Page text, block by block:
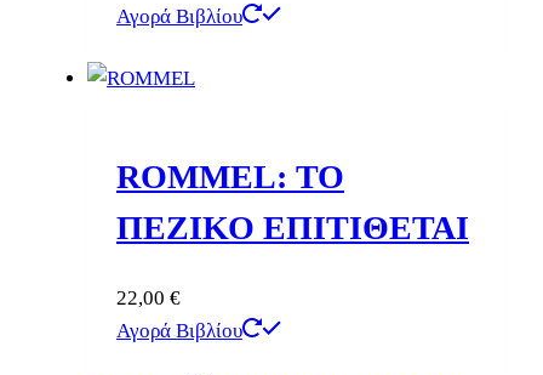
Αγορά Βιβλίου
ROMMEL: ΤΟ
ΠΕΖΙΚΟ ΕΠΙΤΙΘΕΤΑΙ
22,00 €
Αγορά Βιβλίου